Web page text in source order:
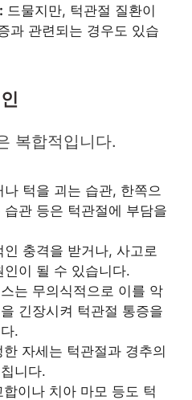
드물지만, 턱관절 질환이
과 관련되는 경우도 있습
복합적입니다.
나 턱을 괴는 습관, 한쪽으
습관 등은 턱관절에 부담을
인 충격을 받거나, 사고로
인이 될 수 있습니다.
는 무의식적으로 이를 악
긴장시켜 턱관절 통증을
.
한 자세는 턱관절과 경추의
니다.
합이나 치아 마모 등도 턱